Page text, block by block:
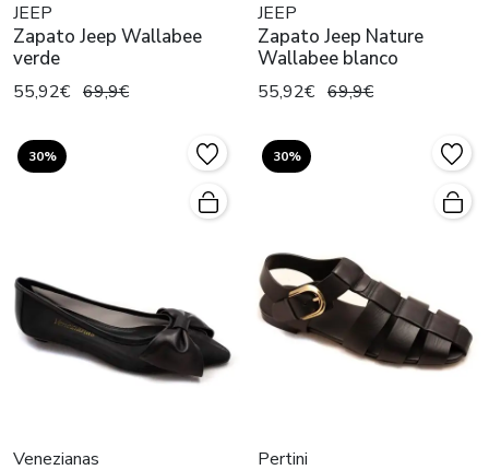
JEEP
Zapato Jeep Wallabee
verde
55,92€ 69,9€
JEEP
Zapato Jeep Nature
Wallabee blanco
55,92€ 69,9€
30%
Venezianas
30%
Pertini